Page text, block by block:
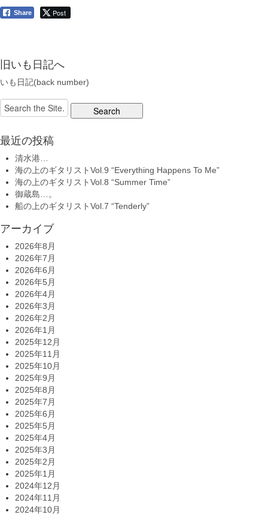
Share Post
旧いも日記へ
いも日記(back number)
Search
for:
最近の投稿
清水港…
海の上のギタリストVol.9 “Everything Happens To Me”
海の上のギタリストVol.8 “Summer Time”
御蔵島…。
船の上のギタリストVol.7 “Tenderly”
アーカイブ
2026年8月
2026年7月
2026年6月
2026年5月
2026年4月
2026年3月
2026年2月
2026年1月
2025年12月
2025年11月
2025年10月
2025年9月
2025年8月
2025年7月
2025年6月
2025年5月
2025年4月
2025年3月
2025年2月
2025年1月
2024年12月
2024年11月
2024年10月